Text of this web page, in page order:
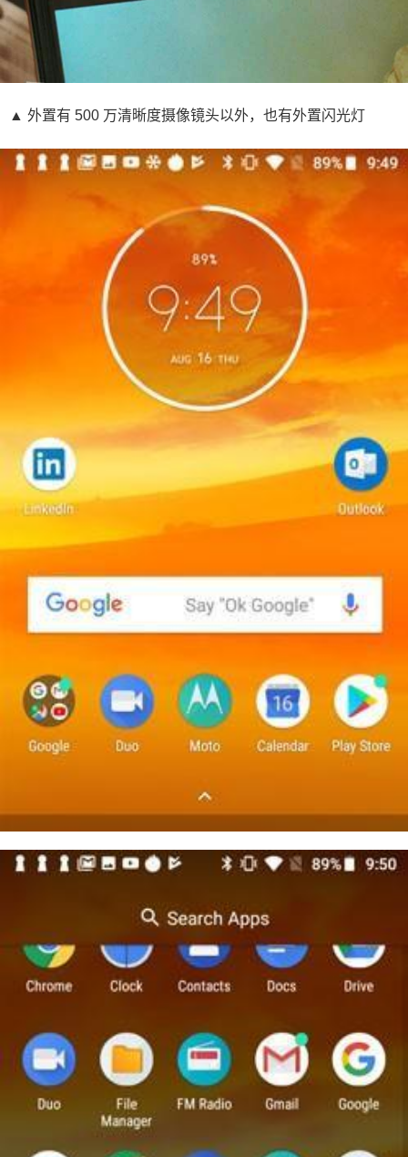
▲ 外置有 500 万清晰度摄像镜头以外，也有外置闪光灯